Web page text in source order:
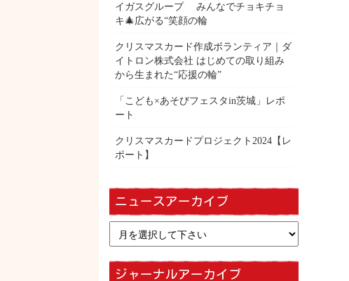
イガスグループ みんなでチョキチョ
キ🎄広がる“笑顔の輪
クリスマスカード作成ボランティア｜ダ
イトロン株式会社 はじめての取り組み
から生まれた“応援の輪”
「こども×あそびフェスタin茨城」レポ
ート
クリスマスカードプロジェクト2024【レ
ポート】
ニュースアーカイブ
ジャーナルアーカイブ